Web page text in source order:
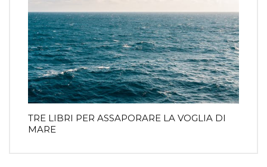
TRE LIBRI PER ASSAPORARE LA VOGLIA DI
MARE